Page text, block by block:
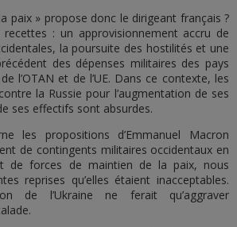
paix » propose donc le dirigeant français ?
: un approvisionnement accru de
la poursuite des hostilités et une
des dépenses militaires des pays
l’OTAN et de l’UE. Dans ce contexte, les
la Russie pour l’augmentation de ses
ses effectifs sont absurdes.
les propositions d’Emmanuel Macron
de contingents militaires occidentaux en
de forces de maintien de la paix, nous
reprises qu’elles étaient inacceptables.
de l’Ukraine ne ferait qu’aggraver